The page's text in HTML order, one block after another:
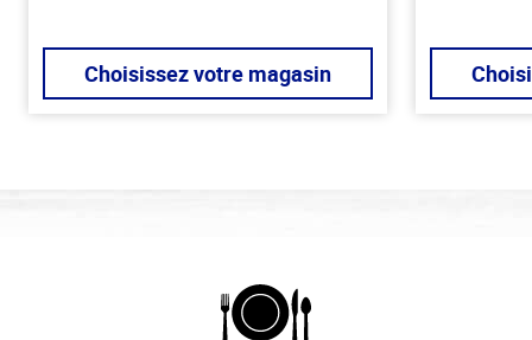
Choisissez votre magasin